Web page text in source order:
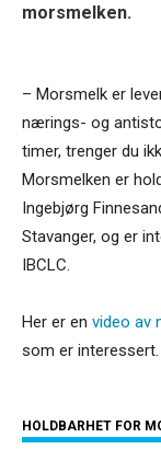
morsmelken.
– Morsmelk er
nærings- og
timer, trenger du
Morsmelken er
Ingebjørg
Stavanger, og er
IBCLC.
Her er en video av
som er
HOLDBARHET FOR